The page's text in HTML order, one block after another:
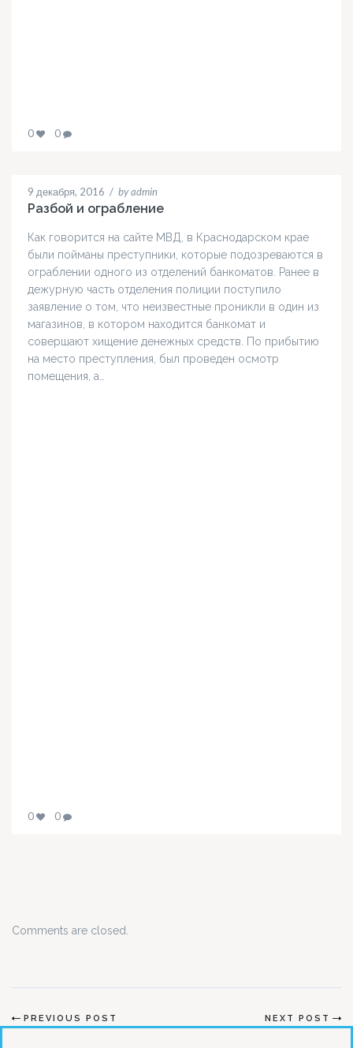
0 0
9 декабря, 2016 / by admin
Разбой и ограбление
Как говорится на сайте МВД, в Краснодарском крае
были пойманы преступники, которые подозреваются в
ограблении одного из отделений банкоматов. Ранее в
дежурную часть отделения полиции поступило
заявление о том, что неизвестные проникли в один из
магазинов, в котором находится банкомат и
совершают хищение денежных средств. По прибытию
на место преступления, был проведен осмотр
помещения, а…
0 0
Comments are closed.
PREVIOUS POST NEXT POST